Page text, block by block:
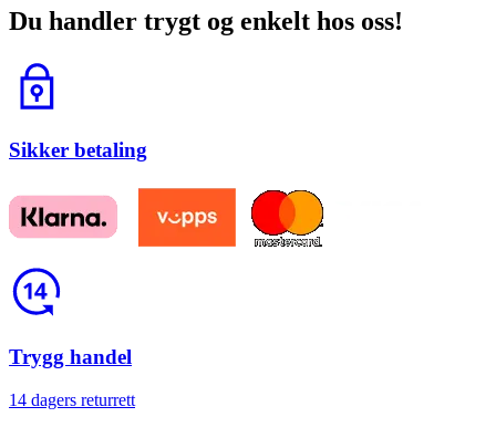
Du handler trygt og enkelt hos oss!
Sikker betaling
Trygg handel
14 dagers returrett